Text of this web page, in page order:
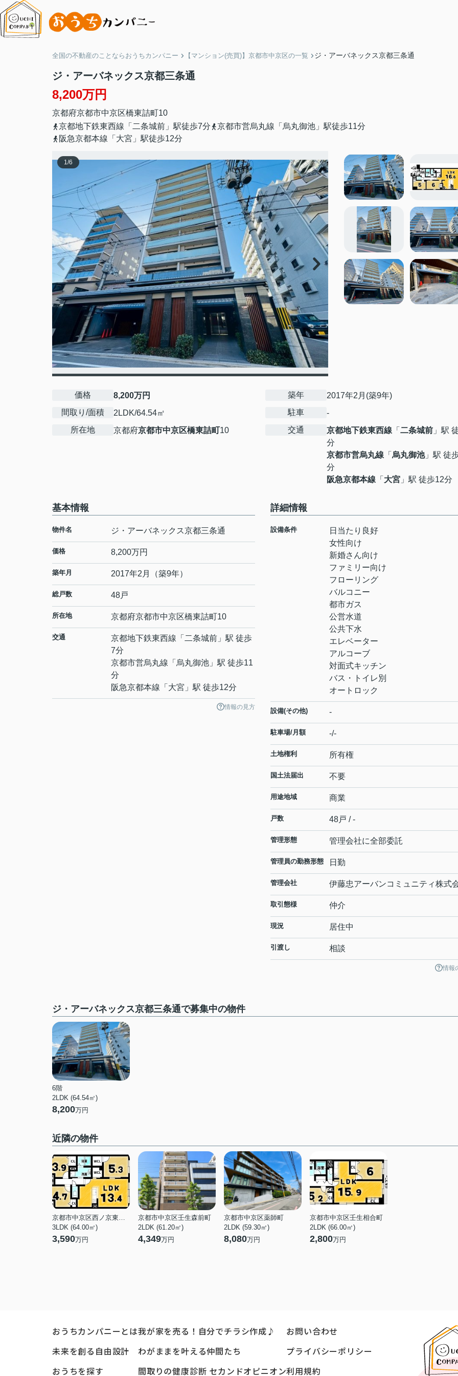
全国の不動産のことならおうちカンパニー 【マンション(売買)】京都市中京区の一覧 ジ・アーバネックス京都三条通
ジ・アーバネックス京都三条通
8,200万円
京都府京都市中京区橋東詰町10
京都地下鉄東西線「二条城前」駅徒歩7分
京都市営烏丸線「烏丸御池」駅徒歩11分
阪急京都本線「大宮」駅徒歩12分
1/6
価格
8,200万円
間取り/面積
2LDK/64.54㎡
所在地
京都府京都市中京区橋東詰町10
築年
2017年2月(築9年)
駐車
-
交通
京都地下鉄東西線 「 二条城前 」駅
分
京都市営烏丸線 「 烏丸御池」駅 徒
分
阪急京都本線 「 大宮 」駅 徒歩12分
基本情報
物件名 ジ・アーバネックス京都三条通
価格 8,200万円
築年月 2017年2月（築9年）
総戸数 48戸
所在地 京都府京都市中京区橋東詰町10
交通 京都地下鉄東西線 「 二条城前 」駅 徒歩
7分
京都市営烏丸線 「 烏丸御池 」駅 徒歩11
分
阪急京都本線 「 大宮 」駅 徒歩12分
情報の見方
詳細情報
設備条件
日当たり良好
女性向け
新婚さん向け
ファミリー向け
フローリング
バルコニー
都市ガス
公営水道
公共下水
エレベーター
アルコーブ
対面式キッチン
バス・トイレ別
オートロック
設備(その他) -
駐車場/月額 -/-
土地権利 所有権
国土法届出 不要
用途地域 商業
戸数 48戸 / -
管理形態 管理会社に全部委託
管理員の勤務形態 日勤
管理会社 伊藤忠アーバンコミュニティ株式
取引態様 仲介
現況 居住中
引渡し 相談
情報
ジ・アーバネックス京都三条通で募集中の物件
6階
2LDK (64.54㎡)
8,200万円
近隣の物件
京都市中京区西ノ京東月光町
3LDK (64.00㎡)
3,590万円
京都市中京区壬生森前町
2LDK (61.20㎡)
4,349万円
京都市中京区薬師町
2LDK (59.30㎡)
8,080万円
京都市中京区壬生相合町
2LDK (66.00㎡)
2,800万円
おうちカンパニーとは
未来を創る自由設計
おうちを探す
我が家を売る！自分でチラシ作成♪
わがままを叶える仲間たち
間取りの健康診断 セカンドオピニオン
お問い合わせ
プライバシーポリシー
利用規約